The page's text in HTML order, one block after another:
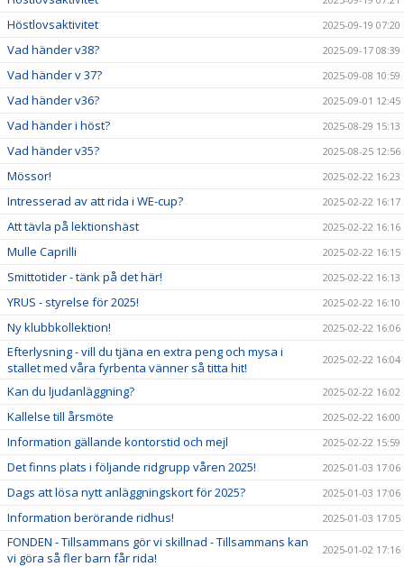
Höstlovsaktivitet 2025-09-19 07:20
Vad händer v38? 2025-09-17 08:39
Vad händer v 37? 2025-09-08 10:59
Vad händer v36? 2025-09-01 12:45
Vad händer i höst? 2025-08-29 15:13
Vad händer v35? 2025-08-25 12:56
Mössor! 2025-02-22 16:23
Intresserad av att rida i WE-cup? 2025-02-22 16:17
Att tävla på lektionshäst 2025-02-22 16:16
Mulle Caprilli 2025-02-22 16:15
Smittotider - tänk på det här! 2025-02-22 16:13
YRUS - styrelse för 2025! 2025-02-22 16:10
Ny klubbkollektion! 2025-02-22 16:06
Efterlysning - vill du tjäna en extra peng och mysa i
stallet med våra fyrbenta vänner så titta hit!
2025-02-22 16:04
Kan du ljudanläggning? 2025-02-22 16:02
Kallelse till årsmöte 2025-02-22 16:00
Information gällande kontorstid och mejl 2025-02-22 15:59
Det finns plats i följande ridgrupp våren 2025! 2025-01-03 17:06
Dags att lösa nytt anläggningskort för 2025? 2025-01-03 17:06
Information berörande ridhus! 2025-01-03 17:05
FONDEN - Tillsammans gör vi skillnad - Tillsammans kan
vi göra så fler barn får rida!
2025-01-02 17:16